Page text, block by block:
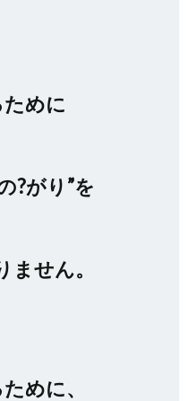
ために
?がり”を
せん。
めに、